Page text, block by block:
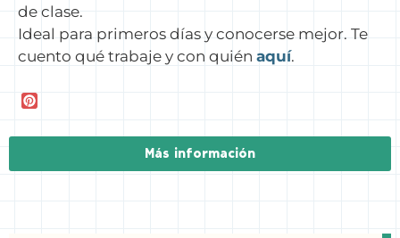
de clase.
Ideal para primeros días y conocerse mejor. Te
cuento qué trabaje y con quién aquí.
n
Más información